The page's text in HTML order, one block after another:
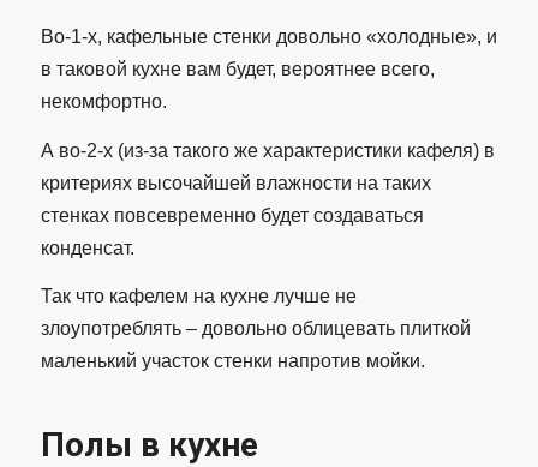
Во-1-х, кафельные стенки довольно «холодные», и
в таковой кухне вам будет, вероятнее всего,
некомфортно.
А во-2-х (из-за такого же характеристики кафеля) в
критериях высочайшей влажности на таких
стенках повсевременно будет создаваться
конденсат.
Так что кафелем на кухне лучше не
злоупотреблять – довольно облицевать плиткой
маленький участок стенки напротив мойки.
Полы в кухне